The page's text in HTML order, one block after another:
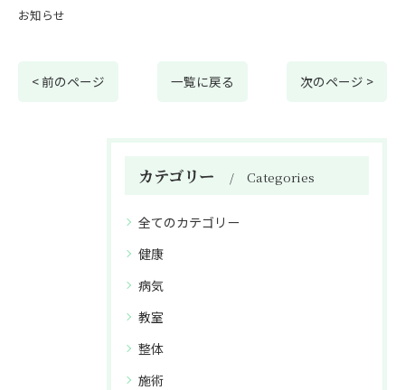
お知らせ
< 前のページ 一覧に戻る 次のページ >
カテゴリー Categories
全てのカテゴリー
健康
病気
教室
整体
施術